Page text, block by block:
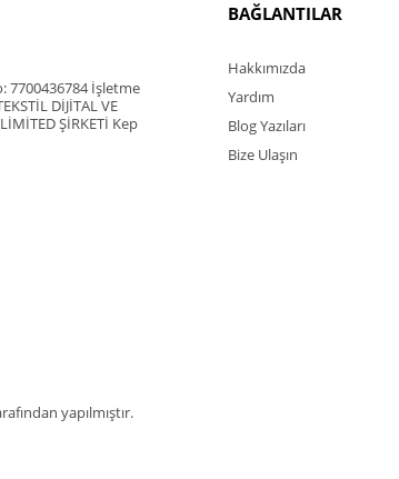
7700436784 İşletme
DİJİTAL VE
ŞİRKETİ Kep
yapılmıştır.
BAĞLANTILAR
Hakkımızda
Yardım
Blog Yazıları
Bize Ulaşın